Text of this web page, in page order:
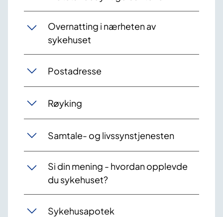
Overnatting i nærheten av
sykehuset
Postadresse
Røyking
Samtale- og livssynstjenesten
Si din mening - hvordan opplevde
du sykehuset?
Sykehusapotek